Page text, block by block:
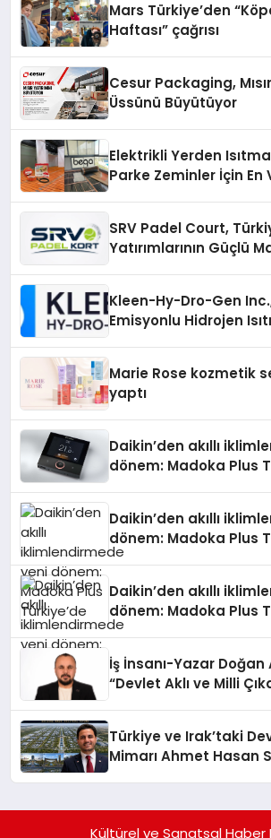
Mars Türkiye’den
Haftası” çağrısı
Cesur Packaging,
Üssünü Büyütüyor
Elektrikli Yerden
Parke Zeminler İçin En
SRV Padel Court,
Yatırımlarının Güçlü
Kleen-Hy-Dro-Gen
Emisyonlu Hidrojen
Marie Rose kozmetik
yaptı
Daikin’den akıllı
dönem: Madoka Plus
Daikin’den akıllı
dönem: Madoka Plus
Daikin’den akıllı
dönem: Madoka Plus
İş İnsanı-Yazar Doğan
“Devlet Aklı ve Milli
Türkiye ve Irak’taki
Mimarı Ahmet Hasan
Hayata Geçirecek
Kültürel ve Sanatsal Haber